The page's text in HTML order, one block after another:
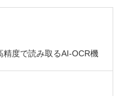
度で読み取るAI-OCR機